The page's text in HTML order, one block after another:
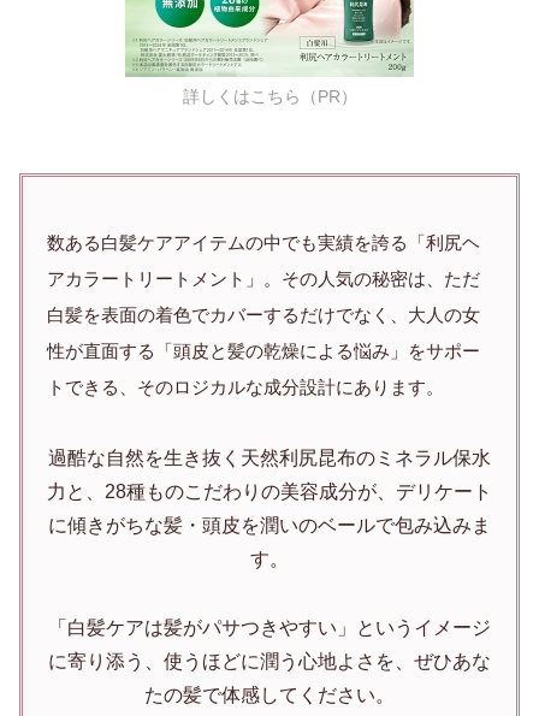
詳しくはこちら（PR）
数ある白髪ケアアイテムの中でも実績を誇る「利尻ヘ
アカラートリートメント」。その人気の秘密は、ただ
白髪を表面の着色でカバーするだけでなく、大人の女
性が直面する「頭皮と髪の乾燥による悩み」をサポー
トできる、そのロジカルな成分設計にあります。
過酷な自然を生き抜く天然利尻昆布のミネラル保水
力と、28種ものこだわりの美容成分が、デリケート
に傾きがちな髪・頭皮を潤いのベールで包み込みま
す。
「白髪ケアは髪がパサつきやすい」というイメージ
に寄り添う、使うほどに潤う心地よさを、ぜひあな
たの髪で体感してください。